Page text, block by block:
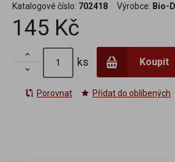
Katalogové číslo: 702418 Výrobce: Bio-D
145 Kč


ks Koupit
Porovnat Přidat do oblíbených